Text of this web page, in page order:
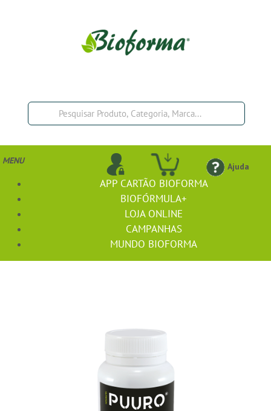
Ajuda
MENU
APP CARTÃO BIOFORMA
BIOFÓRMULA+
LOJA ONLINE
CAMPANHAS
MUNDO BIOFORMA